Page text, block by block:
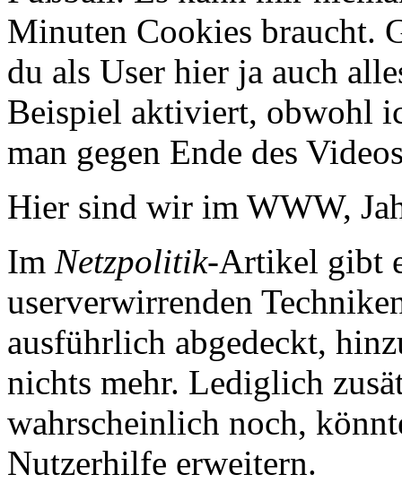
Minuten Cookies braucht.
du als User hier ja auch
Beispiel aktiviert, obwohl
man gegen Ende des
Hier sind wir im WWW,
Im Netzpolitik-Artikel gibt
userverwirrenden
ausführlich abgedeckt,
nichts mehr. Lediglich
wahrscheinlich noch,
Nutzerhilfe erweitern.